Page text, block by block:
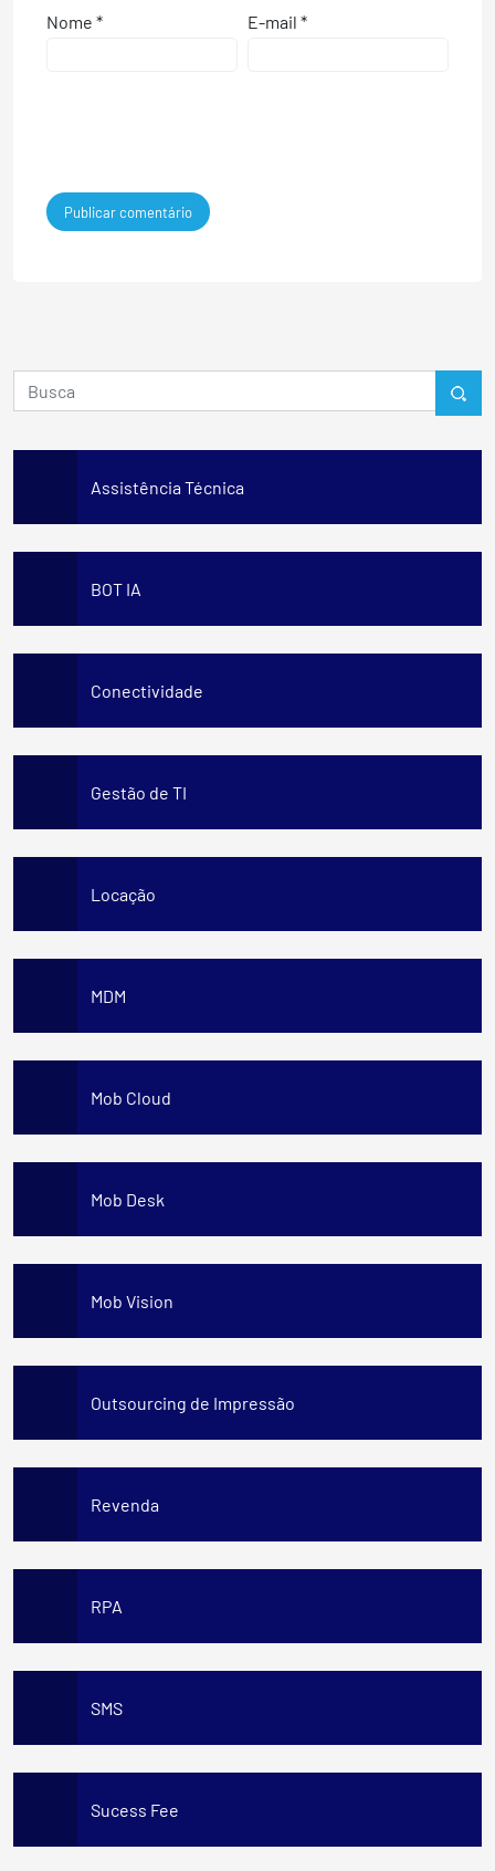
Nome * E-mail *
Assistência Técnica
BOT IA
Conectividade
Gestão de TI
Locação
MDM
Mob Cloud
Mob Desk
Mob Vision
Outsourcing de Impressão
Revenda
RPA
SMS
Sucess Fee